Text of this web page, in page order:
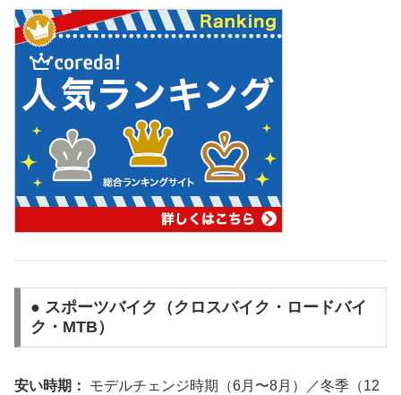
● スポーツバイク（クロスバイク・ロードバイ
ク・MTB）
安い時期：
モデルチェンジ時期（6月〜8月）／冬季（12